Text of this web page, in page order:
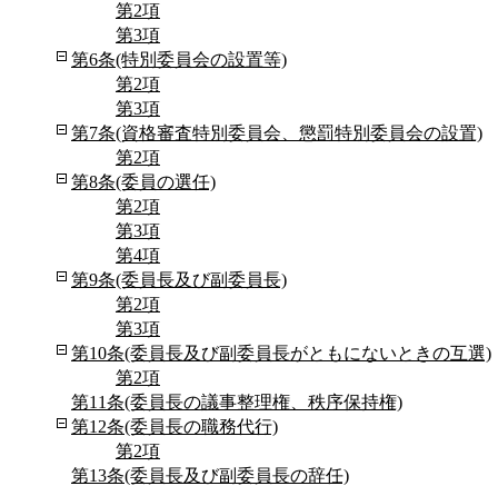
第2項
第3項
第6条(特別委員会の設置等)
第2項
第3項
第7条(資格審査特別委員会、懲罰特別委員会の設置)
第2項
第8条(委員の選任)
第2項
第3項
第4項
第9条(委員長及び副委員長)
第2項
第3項
第10条(委員長及び副委員長がともにないときの互選)
第2項
第11条(委員長の議事整理権、秩序保持権)
第12条(委員長の職務代行)
第2項
第13条(委員長及び副委員長の辞任)